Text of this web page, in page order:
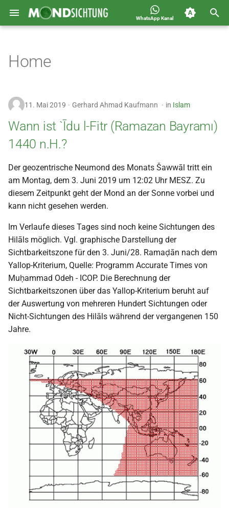
WhatsApp Kanal
e
w
r
d
i
t
i
a
Deutschland 1400-1449 n.H.
2024
2023
2022
2021
2020
2019
2018
2017
2015
2014
Carousel
Islam
Mondsichtung
Sichtungen
Spot
Video
Home
11. Mai 2019 Gerhard Ahmad Kaufmann in Islam
Wann ist `Īdu l-Fitr (Ramazan Bayramı)
1440 n.H.?
Der geozentrische Neumond des Monats Šawwāl tritt ein
am Montag, dem 3. Juni 2019 um 12:02 Uhr MESZ. Zu
diesem Zeitpunkt geht der Mond an der Sonne vorbei und
kann nicht gesehen werden.
Im Verlaufe dieses Tages sind noch keine Sichtungen des
Hilāls möglich. Vgl. graphische Darstellung der
Sichtbarkeitszone für den 3. Juni/28. Ramaḍān nach dem
Yallop-Kriterium, Quelle: Programm Accurate Times von
Muḥammad Odeh - ICOP. Die Berechnung der
Sichtbarkeitszonen über das Yallop-Kriterium beruht auf
der Auswertung von mehreren Hundert Sichtungen oder
Nicht-Sichtungen des Hilāls während der vergangenen 150
Jahre.